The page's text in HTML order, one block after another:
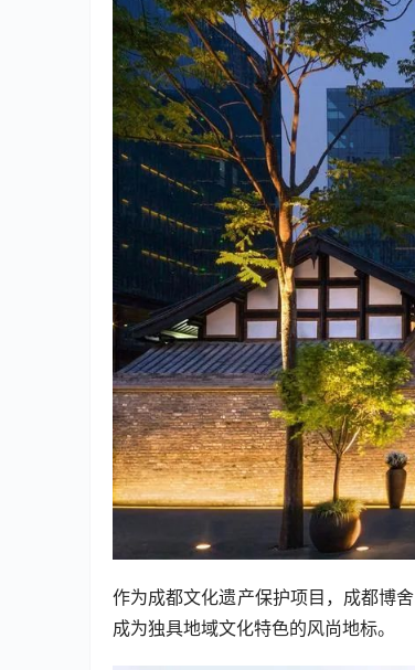
作为成都文化遗产保护项目，成都博
成为独具地域文化特色的风尚地标。